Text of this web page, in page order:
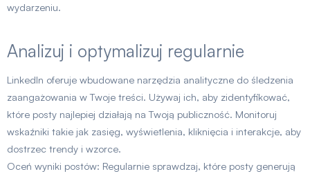
wydarzeniu.
Analizuj i optymalizuj regularnie
LinkedIn oferuje wbudowane narzędzia analityczne do śledzenia
zaangażowania w Twoje treści. Używaj ich, aby zidentyfikować,
które posty najlepiej działają na Twoją publiczność. Monitoruj
wskaźniki takie jak zasięg, wyświetlenia, kliknięcia i interakcje, aby
dostrzec trendy i wzorce.
Oceń wyniki postów: Regularnie sprawdzaj, które posty generują